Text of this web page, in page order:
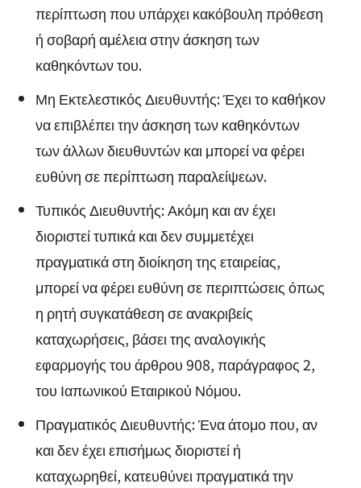
περίπτωση που υπάρχει κακόβουλη πρόθεση
ή σοβαρή αμέλεια στην άσκηση των
καθηκόντων του.
Μη Εκτελεστικός Διευθυντής: Έχει το καθήκον
να επιβλέπει την άσκηση των καθηκόντων
των άλλων διευθυντών και μπορεί να φέρει
ευθύνη σε περίπτωση παραλείψεων.
Τυπικός Διευθυντής: Ακόμη και αν έχει
διοριστεί τυπικά και δεν συμμετέχει
πραγματικά στη διοίκηση της εταιρείας,
μπορεί να φέρει ευθύνη σε περιπτώσεις όπως
η ρητή συγκατάθεση σε ανακριβείς
καταχωρήσεις, βάσει της αναλογικής
εφαρμογής του άρθρου 908, παράγραφος 2,
του Ιαπωνικού Εταιρικού Νόμου.
Πραγματικός Διευθυντής: Ένα άτομο που, αν
και δεν έχει επισήμως διοριστεί ή
καταχωρηθεί, κατευθύνει πραγματικά την